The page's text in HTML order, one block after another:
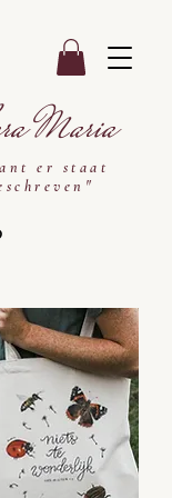
Maria
er staat